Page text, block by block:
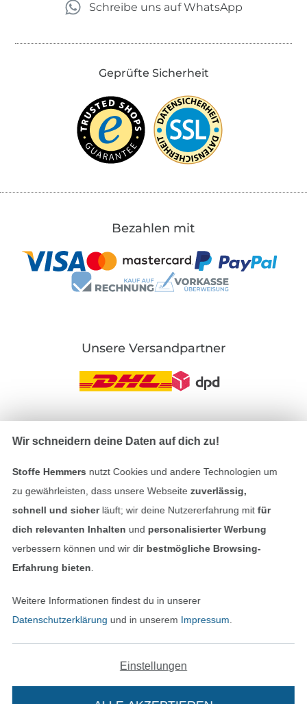
Schreibe uns auf WhatsApp
Geprüfte Sicherheit
Bezahlen mit
Unsere Versandpartner
Impressum
Datenschutz
Kontakt
Bestellung widerrufen
In den deutschen Shop wechseln (aktuell
Wir schneidern deine Daten auf dich zu!
Stoffe Hemmers nutzt Cookies und andere Technologien um
zu gewährleisten, dass unsere Webseite zuverlässig,
schnell und sicherläuft; wir deine Nutzererfahrung mitfür
dich relevanten Inhalten und personalisierter Werbung
verbessern können und wir dir bestmögliche Browsing-
Erfahrung bieten
Weitere Informationen findest du in unserer
Datenschutzerklärung und in unserem Impressum
Einstellungen